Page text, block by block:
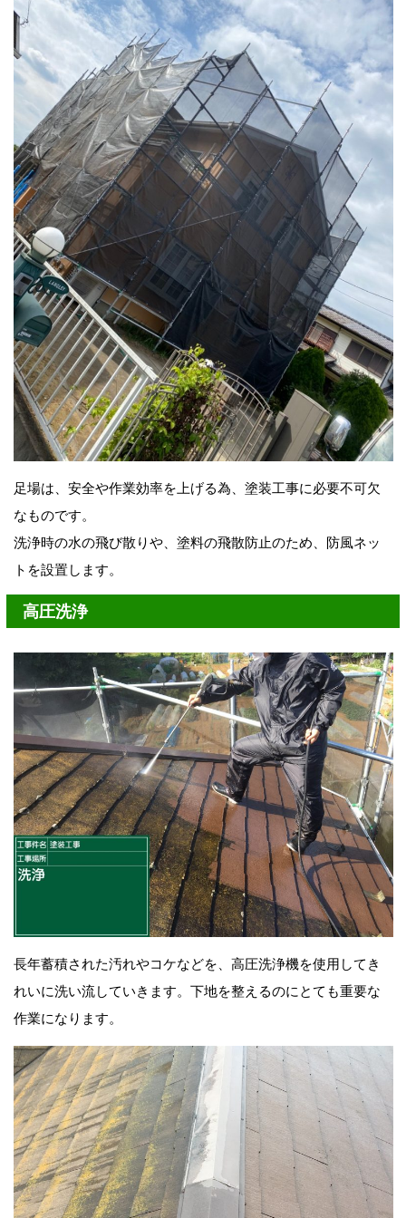
足場は、安全や作業効率を上げる為、塗装工事に必要不可欠
なものです。
洗浄時の水の飛び散りや、塗料の飛散防止のため、防風ネッ
トを設置します。
高圧洗浄
長年蓄積された汚れやコケなどを、高圧洗浄機を使用してき
れいに洗い流していきます。下地を整えるのにとても重要な
作業になります。